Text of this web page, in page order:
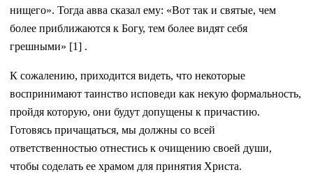
нищего». Тогда авва сказал ему: «Вот так и святые, чем
более приближаются к Богу, тем более видят себя
грешными» [1] .
К сожалению, приходится видеть, что некоторые
воспринимают таинство исповеди как некую формальность,
пройдя которую, они будут допущены к причастию.
Готовясь причащаться, мы должны со всей
ответственностью отнестись к очищению своей души,
чтобы соделать ее храмом для принятия Христа.